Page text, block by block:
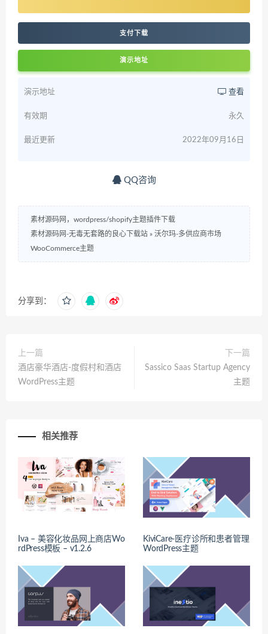
支付下载
演示地址
演示地址 查看
有效期 永久
最近更新 2022年09月16日
QQ咨询
素材源码网，wordpress/shopify主题插件下载
素材源码网-无毒无套路的良心下载站 » 沃尔玛-多供应商市场
WooCommerce主题
分享到：
上一篇
酒店豪华酒店-度假村和酒店
WordPress主题
下一篇
Sassico Saas Startup Agency
主题
相关推荐
Iva – 美容化妆品网上商店Wo
rdPress模板 – v1.2.6
KiviCare-医疗诊所和患者管理
WordPress主题